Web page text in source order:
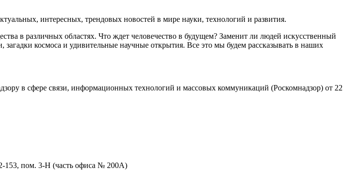
интересных, трендовых новостей в мире науки, технологий и развития.
в различных областях. Что ждет человечество в будущем? Заменит ли людей искусственный
космоса и удивительные научные открытия. Все это мы будем рассказывать в наших
в сфере связи, информационных технологий и массовых коммуникаций (Роскомнадзор) от 22
153, пом. 3-Н (часть офиса № 200А)